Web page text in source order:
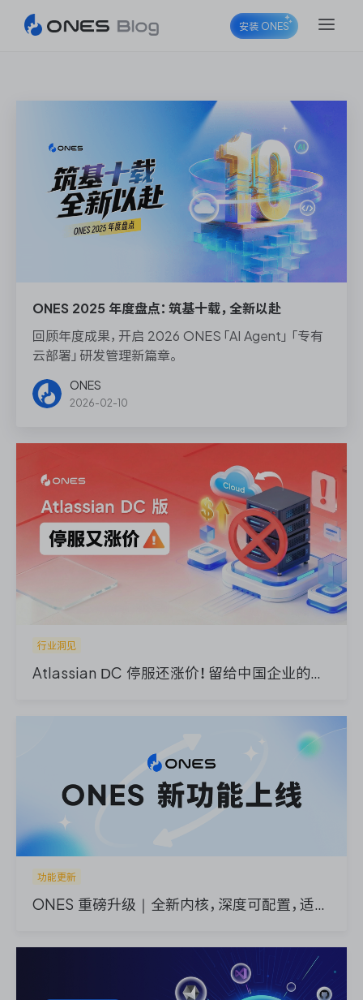
ONES Wiki
企业知识库管理
瀑布项目管理
测试管理
研发效能管理
IPD 研发管理
ONES 资讯
安装 ONES
ONES 2025 年度盘点：筑基十载，全新以赴
回顾年度成果，开启 2026 ONES「AI Agent」「专有
云部署」研发管理新篇章。
ONES
2026-02-10
行业洞见
功能更新